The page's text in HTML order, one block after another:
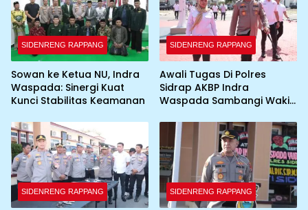
SIDENRENG RAPPANG
Sowan ke Ketua NU, Indra
Waspada: Sinergi Kuat
Kunci Stabilitas Keamanan
SIDENRENG RAPPANG
Awali Tugas Di Polres
Sidrap AKBP Indra
Waspada Sambangi Wakil
SIDENRENG RAPPANG SIDENRENG RAPPANG